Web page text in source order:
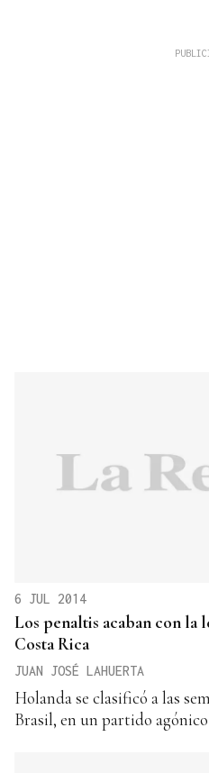
6 JUL 2014
Los penaltis acaban con la
Costa Rica
JUAN JOSÉ LAHUERTA
Holanda se clasificó a las
Brasil, en un partido